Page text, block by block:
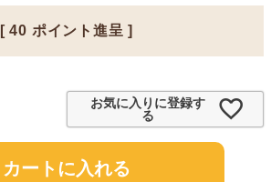
[ 40 ポイント進呈 ]
お気に入りに登録す
る
カートに入れる